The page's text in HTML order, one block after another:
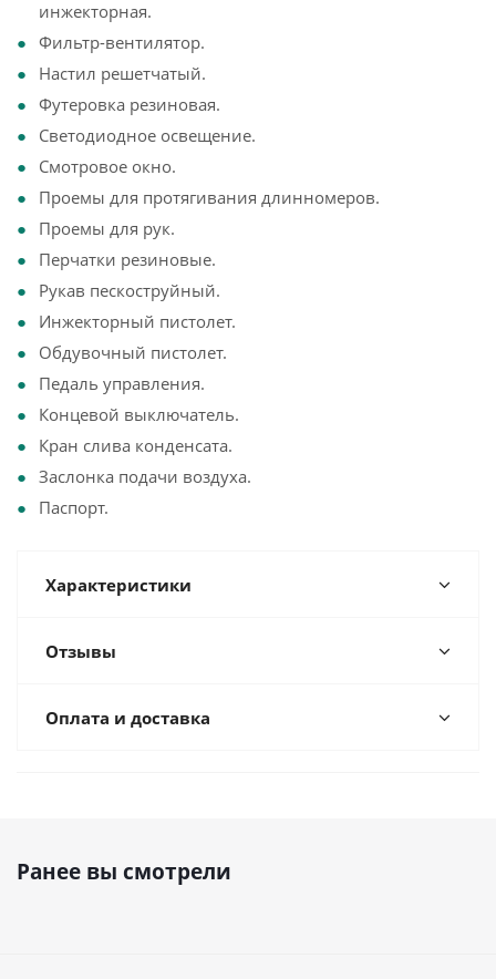
инжекторная.
Фильтр-вентилятор.
Настил решетчатый.
Футеровка резиновая.
Светодиодное освещение.
Смотровое окно.
Проемы для протягивания длинномеров.
Проемы для рук.
Перчатки резиновые.
Рукав пескоструйный.
Инжекторный пистолет.
Обдувочный пистолет.
Педаль управления.
Концевой выключатель.
Кран слива конденсата.
Заслонка подачи воздуха.
Паспорт.
Характеристики
Отзывы
Оплата и доставка
Ранее вы смотрели